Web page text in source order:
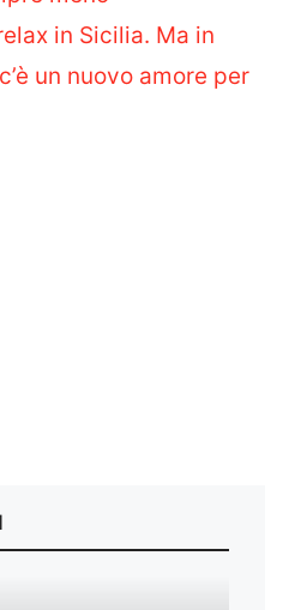
in Sicilia. Ma in
un nuovo amore per